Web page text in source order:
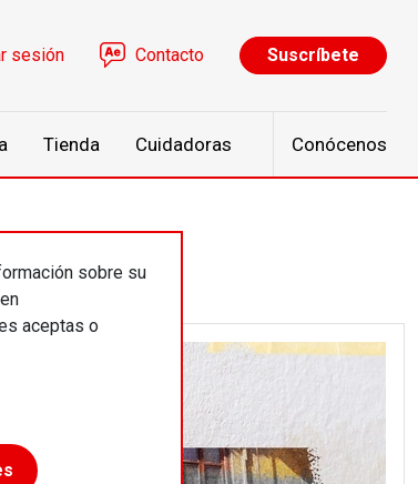
de usuario
sesión Contacto Suscríbete
Tienda Cuidadoras Conócenos
sobre su
aceptas o